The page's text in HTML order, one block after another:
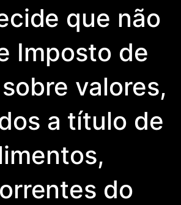
que não
Imposto de
valores,
a título de
do